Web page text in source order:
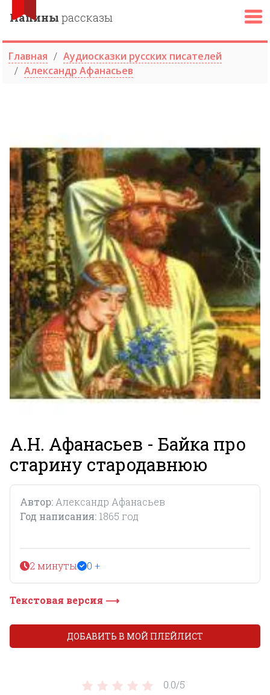
Папины рассказы
Главная
Аудиосказки русских писателей
Александр Афанасьев
А.Н. Афанасьев - Байка про
старину стародавнюю
Автор: Александр Афанасьев
Год написания: 1865 год
2 минуты 0 +
Текстовая версия ⟶
0.0/5
ДОБАВИТЬ В МОЙ ПЛЕЙЛИСТ